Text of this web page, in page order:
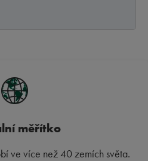
měřítko
ve více než 40 zemích světa.